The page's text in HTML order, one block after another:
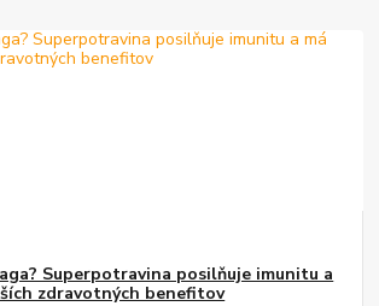
Superpotravina posilňuje imunitu a
zdravotných benefitov